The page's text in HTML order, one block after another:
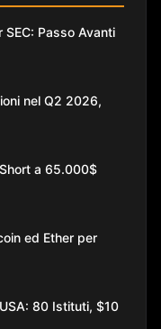
Passo Avanti
nel Q2 2026,
a 65.000$
ed Ether per
80 Istituti, $10